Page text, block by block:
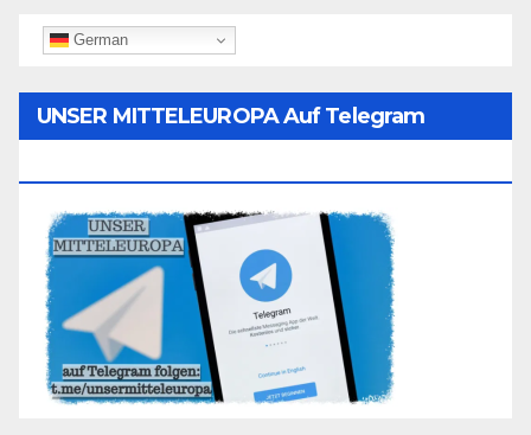
German
UNSER MITTELEUROPA Auf Telegram